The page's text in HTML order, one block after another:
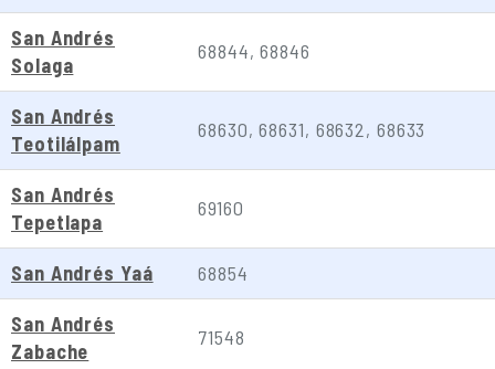
San Andrés
Solaga
68844, 68846
San Andrés
Teotilálpam
68630, 68631, 68632, 68633
San Andrés
Tepetlapa
69160
San Andrés Yaá 68854
San Andrés
Zabache
71548